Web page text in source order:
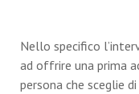
Nello specifico
ad offrire una prima
persona che sceglie